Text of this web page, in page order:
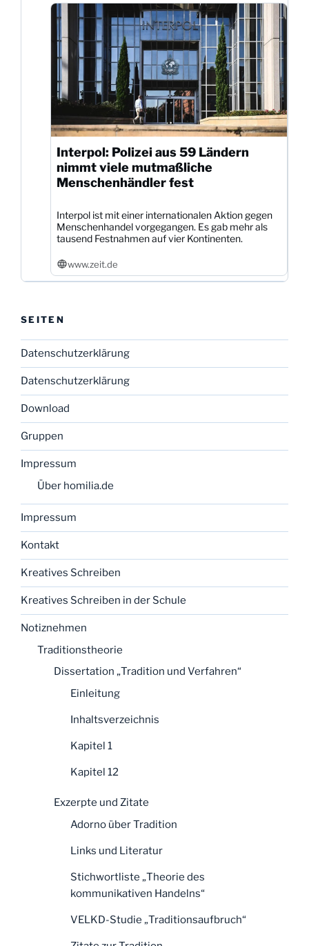
Interpol: Polizei aus 59 Ländern
nimmt viele mutmaßliche
Menschenhändler fest
Interpol ist mit einer internationalen Aktion gegen
Menschenhandel vorgegangen. Es gab mehr als
tausend Festnahmen auf vier Kontinenten.
www.zeit.de
SEITEN
Datenschutzerklärung
Datenschutzerklärung
Download
Gruppen
Impressum
Über homilia.de
Impressum
Kontakt
Kreatives Schreiben
Kreatives Schreiben in der Schule
Notiznehmen
Traditionstheorie
Dissertation „Tradition und Verfahren“
Einleitung
Inhaltsverzeichnis
Kapitel 1
Kapitel 12
Exzerpte und Zitate
Adorno über Tradition
Links und Literatur
Stichwortliste „Theorie des
kommunikativen Handelns“
VELKD-Studie „Traditionsaufbruch“